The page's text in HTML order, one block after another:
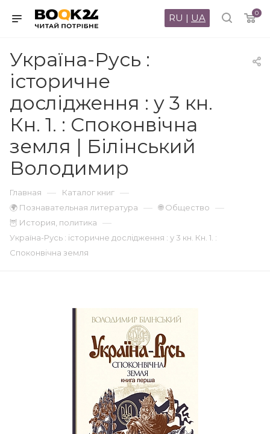
0
RU | UA
Україна-Русь :
історичне
дослідження : у 3 кн.
Кн. 1. : Споконвічна
земля | Білінський
Володимир
Главная — Каталог книг —
🌍 Познавательная литература — 🌐 Общество —
🦉 История, политика —
Україна-Русь : історичне дослідження : у 3 кн. Кн. 1. :
Споконвічна земля